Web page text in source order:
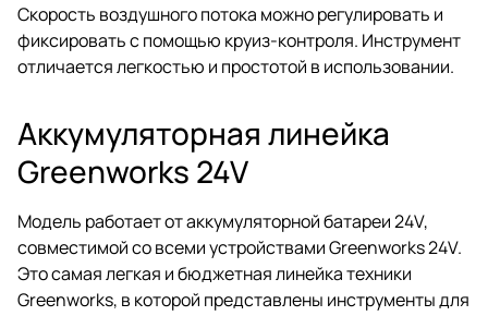
Скорость воздушного потока можно регулировать и
фиксировать с помощью круиз-контроля. Инструмент
отличается легкостью и простотой в использовании.
Аккумуляторная линейка
Greenworks 24V
Модель работает от аккумуляторной батареи 24V,
совместимой со всеми устройствами Greenworks 24V.
Это самая легкая и бюджетная линейка техники
Greenworks, в которой представлены инструменты для